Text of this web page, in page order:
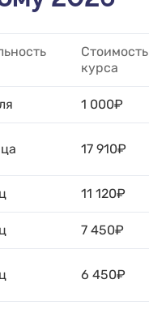
Стоимость
курса
1 000₽
17 910₽
11 120₽
7 450₽
6 450₽